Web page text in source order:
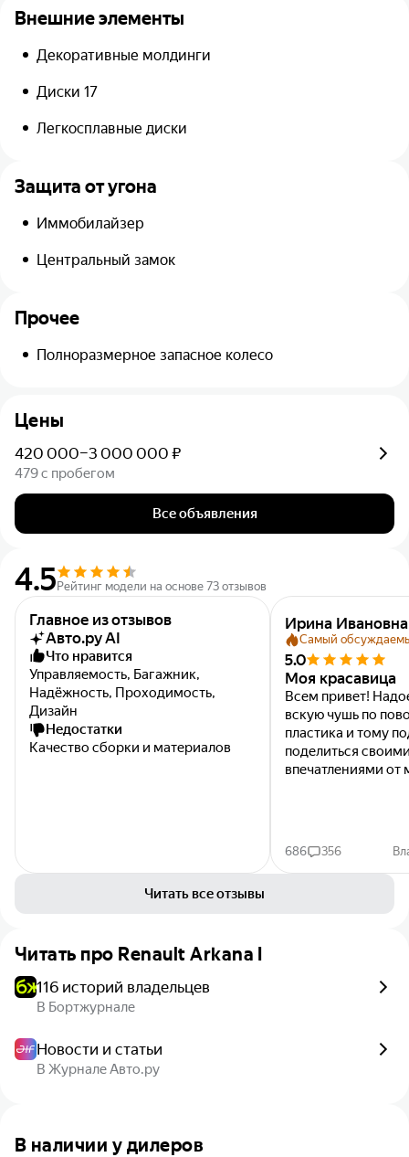
Внешние элементы
Декоративные молдинги
Диски 17
Легкосплавные диски
Защита от угона
Иммобилайзер
Центральный замок
Прочее
Полноразмерное запасное колесо
Цены
420 000–3 000 000 ₽
479 с пробегом
Все объявления
4.5 Рейтинг модели на основе 73 отзывов
Главное из отзывов
Авто.ру AI
Что нравится
Управляемость, Багажник,
Надёжность, Проходимость,
Дизайн
Недостатки
Качество сборки и материалов
Ирина
Самый
5.0
Моя красавица
Всем привет!
вскую чушь по
пластика и тому
поделиться
впечатлениями
686 356
Читать все отзывы
Читать про Renault Arkana I
116 историй владельцев
В Бортжурнале
Новости и статьи
В Журнале Авто.ру
В наличии у дилеров